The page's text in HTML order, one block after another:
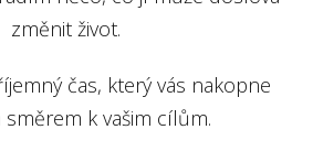
změnit život.
čas, který vás nakopne
směrem k vašim cílům.